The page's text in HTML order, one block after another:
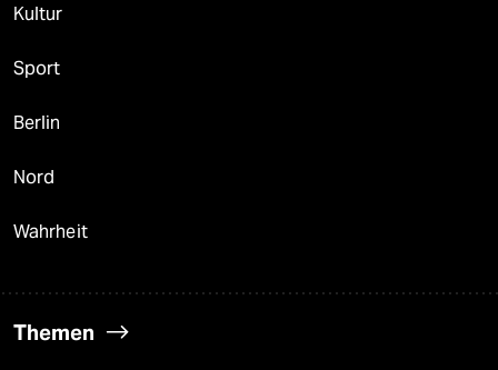
Kultur
Sport
Berlin
Nord
Wahrheit
Themen